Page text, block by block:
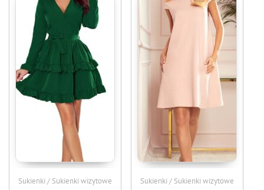
Sukienki / Sukienki wizytowe Sukienki / Sukienki wizytowe